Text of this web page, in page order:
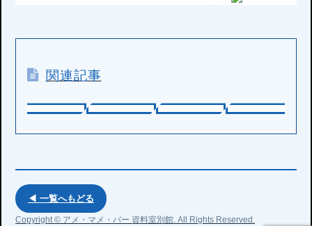
関連記事
◀ 一覧へもどる
Copyright © アメ・マメ・バー 資料室別館. All Rights Reserved.